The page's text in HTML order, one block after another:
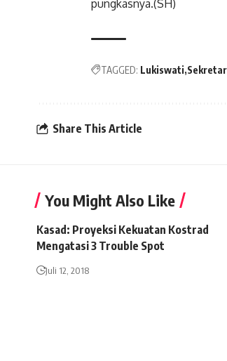
pungkasnya.(SH)
TAGGED: Lukiswati
Share This Article
You Might Also Like
Kasad: Proyeksi Kekuatan Kostrad
Mengatasi 3 Trouble Spot
Juli 12, 2018